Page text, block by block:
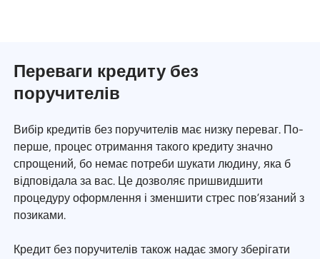
Переваги кредиту без
поручителів
Вибір кредитів без поручителів має низку переваг. По-
перше, процес отримання такого кредиту значно
спрощений, бо немає потреби шукати людину, яка б
відповідала за вас. Це дозволяє пришвидшити
процедуру оформлення і зменшити стрес пов’язаний з
позиками.
Кредит без поручителів також надає змогу зберігати